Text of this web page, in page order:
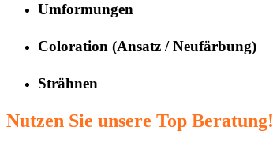
Umformungen
Coloration (Ansatz / Neufärbung)
Strähnen
Nutzen Sie unsere Top Beratung!